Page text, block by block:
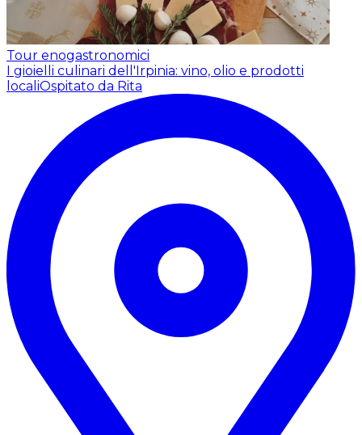
Tour enogastronomici
I gioielli culinari dell'Irpinia: vino, olio e prodotti
localiOspitato da Rita